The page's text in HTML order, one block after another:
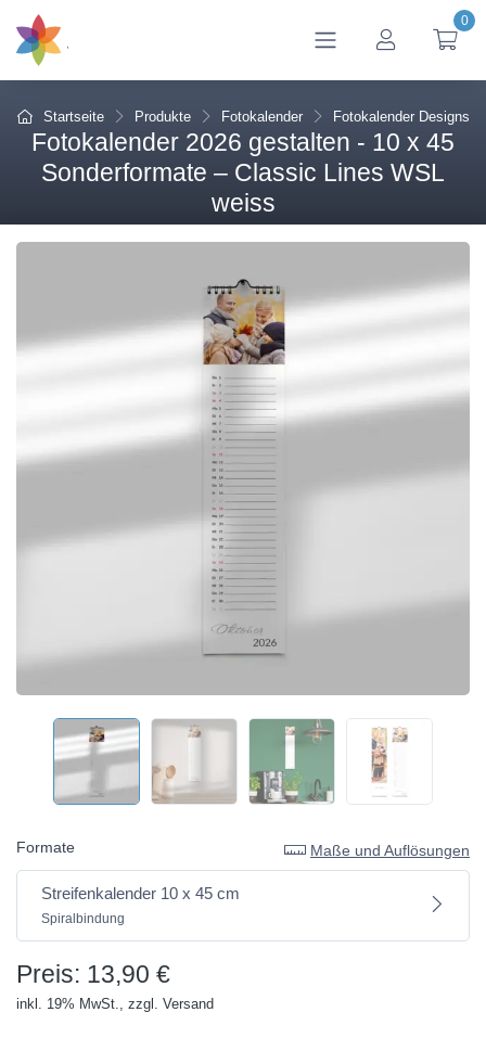
0
Startseite Produkte Fotokalender Fotokalender Designs
Fotokalender 2026 gestalten - 10 x 45
Sonderformate – Classic Lines WSL
weiss
Formate Maße und Auflösungen
Streifenkalender 10 x 45 cm
Spiralbindung
Preis: 13,90 €
inkl. 19% MwSt., zzgl. Versand